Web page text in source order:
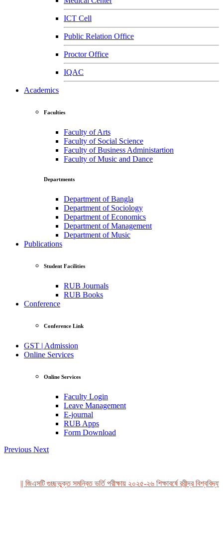
ICT Cell
Public Relation Office
Proctor Office
IQAC
Academics
Faculties
Faculty of Arts
Faculty of Social Science
Faculty of Business Administartion
Faculty of Music and Dance
Departments
Department of Bangla
Department of Sociology
Department of Economics
Department of Management
Department of Music
Publications
Student Facilities
RUB Journals
RUB Books
Conference
Conference Link
GST | Admission
Online Services
Online Services
Faculty Login
Leave Management
E-journal
RUB Apps
Form Download
Previous Next
|| জিএসটি গুচ্ছভুক্ত সমন্বিত ভর্তি পরীক্ষায় ২০২৫-২৬ শিক্ষাবর্ষে রবীন্দ্র